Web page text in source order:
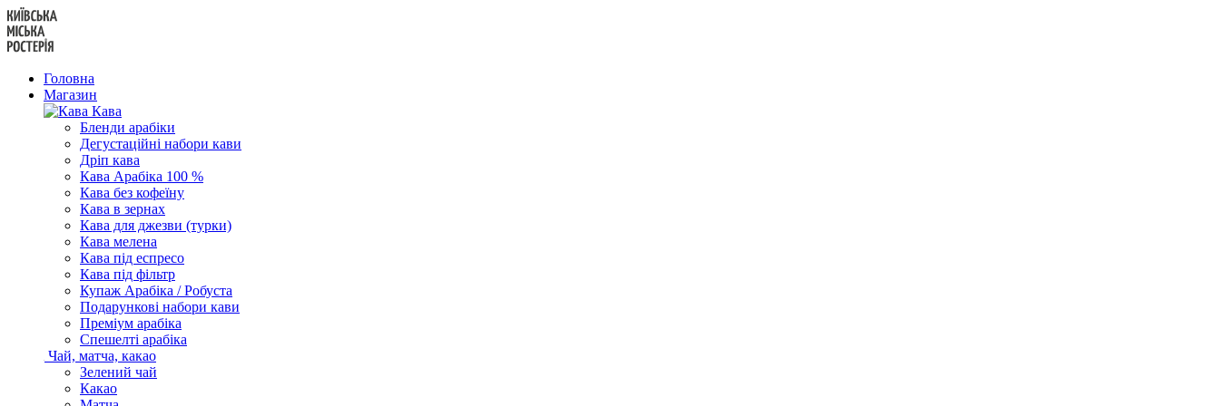
Перейти
до
вмісту
Головна
Магазин
Кава
Бленди арабіки
Дегустаційні набори кави
Дріп кава
Кава Арабіка 100 %
Кава без кофеїну
Кава в зернах
Кава для джезви (турки)
Кава мелена
Кава під еспресо
Кава під фільтр
Купаж Арабіка / Робуста
Подарункові набори кави
Преміум арабіка
Спешелті арабіка
Чай, матча, какао
Зелений чай
Какао